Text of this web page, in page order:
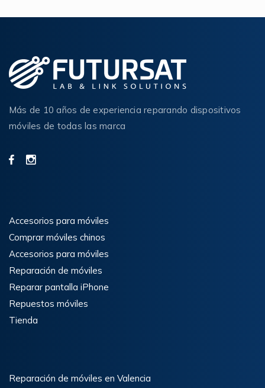
Más de 10 años de experiencia reparando dispositivos
móviles de todas las marca
Accesorios para móviles
Comprar móviles chinos
Accesorios para móviles
Reparación de móviles
Reparar pantalla iPhone
Repuestos móviles
Tienda
Reparación de móviles en Valencia